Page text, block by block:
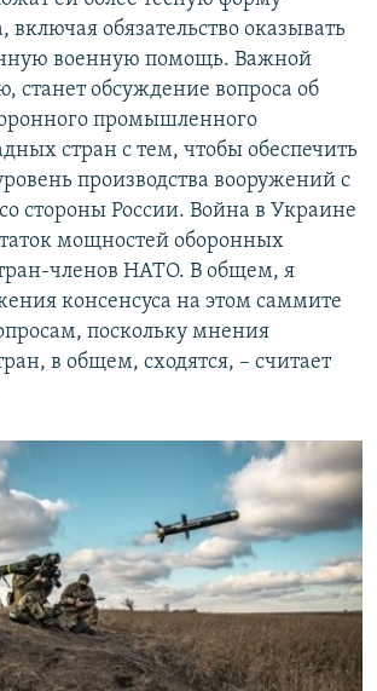
включая обязательство оказывать
военную помощь. Важной
станет обсуждение вопроса об
промышленного
стран с тем, чтобы обеспечить
производства вооружений с
стороны России. Война в Украине
мощностей оборонных
членов НАТО. В общем, я
консенсуса на этом саммите
поскольку мнения
в общем, сходятся, – считает